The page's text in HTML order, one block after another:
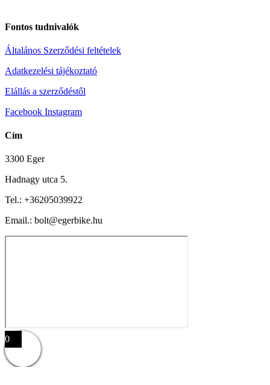
Fontos tudnivalók
Általános Szerződési feltételek
Adatkezelési tájékoztató
Elállás a szerződéstől
Facebook Instagram
Cím
3300 Eger
Hadnagy utca 5.
Tel.: +36205039922
Email.: bolt@egerbike.hu
0